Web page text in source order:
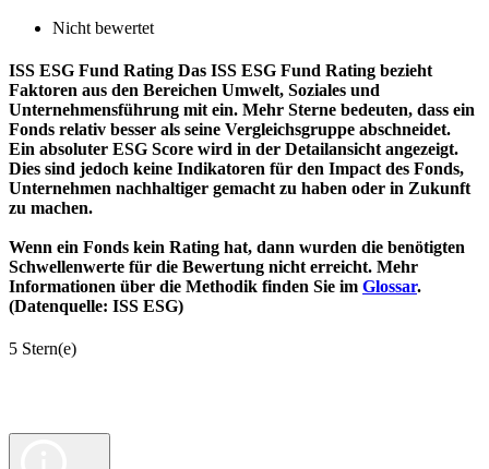
Nicht bewertet
ISS ESG Fund Rating Das ISS ESG Fund Rating bezieht
Faktoren aus den Bereichen Umwelt, Soziales und
Unternehmensführung mit ein. Mehr Sterne bedeuten, dass ein
Fonds relativ besser als seine Vergleichsgruppe abschneidet.
Ein absoluter ESG Score wird in der Detailansicht angezeigt.
Dies sind jedoch keine Indikatoren für den Impact des Fonds,
Unternehmen nachhaltiger gemacht zu haben oder in Zukunft
zu machen.
Wenn ein Fonds kein Rating hat, dann wurden die benötigten
Schwellenwerte für die Bewertung nicht erreicht. Mehr
Informationen über die Methodik finden Sie im Glossar.
(Datenquelle: ISS ESG)
5 Stern(e)